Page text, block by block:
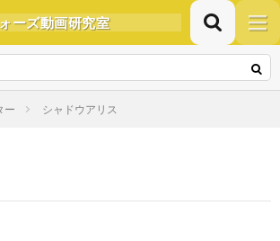
ーズ動画研究室
ー シャドウアリス